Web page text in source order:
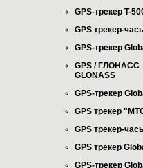
GPS-трекер T-
GPS трекер-
GPS-трекер
GPS / ГЛОНАСС
GLONASS
GPS-трекер
GPS трекер
GPS трекер-
GPS трекер
GPS-трекер